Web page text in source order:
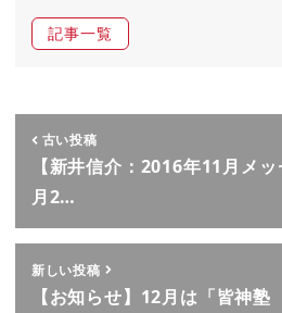
記事一覧
古い投稿
【新井信介：2016年11月メ
月2…
新しい投稿
【お知らせ】12月は「皆神塾